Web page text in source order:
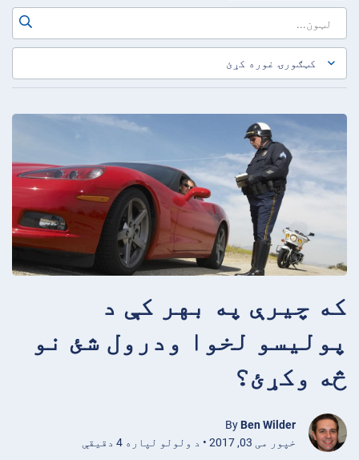
که چیرې په بهر کې د
پولیسو لخوا ودرول شئ نو
څه وکړئ؟
By Ben Wilder
خپور می 03, 2017 • د ولولو لپاره 4 دقیقې